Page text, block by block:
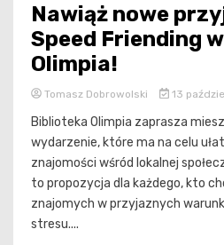
Nawiąż nowe
Speed Friending
Olimpia!
Tomasz Dobrowolski 13
Biblioteka Olimpia zaprasza
wydarzenie, które ma na celu
znajomości wśród lokalnej
to propozycja dla każdego, kto
znajomych w przyjaznych
stresu....